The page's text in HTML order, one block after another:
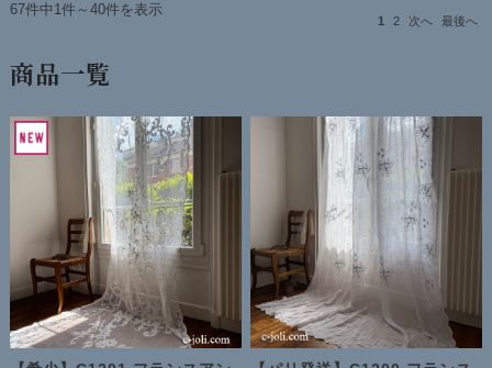
67件中1件～40件を表示
1 2 次へ 最後へ
商品一覧